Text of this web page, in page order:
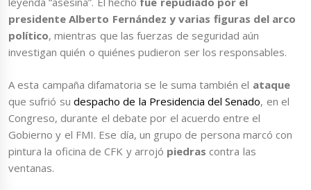
presidente Alberto Fernández y varias figuras del arco
político, mientras que las fuerzas de seguridad aún
investigan quién o quiénes pudieron ser los responsables.
A esta campaña difamatoria se le suma también el ataque
que sufrió su despacho de la Presidencia del Senado, en el
Congreso, durante el debate por el acuerdo entre el
Gobierno y el FMI. Ese día, un grupo de persona marcó con
pintura la oficina de CFK y arrojó piedras contra las
ventanas.